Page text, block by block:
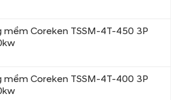
mềm Coreken TSSM-4T-450 3P
mềm Coreken TSSM-4T-400 3P